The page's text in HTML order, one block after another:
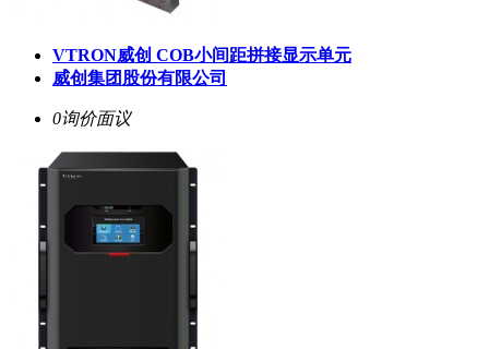
VTRON威创 COB小间距拼接显示单元
威创集团股份有限公司
0询价面议